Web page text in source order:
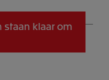
staan klaar om